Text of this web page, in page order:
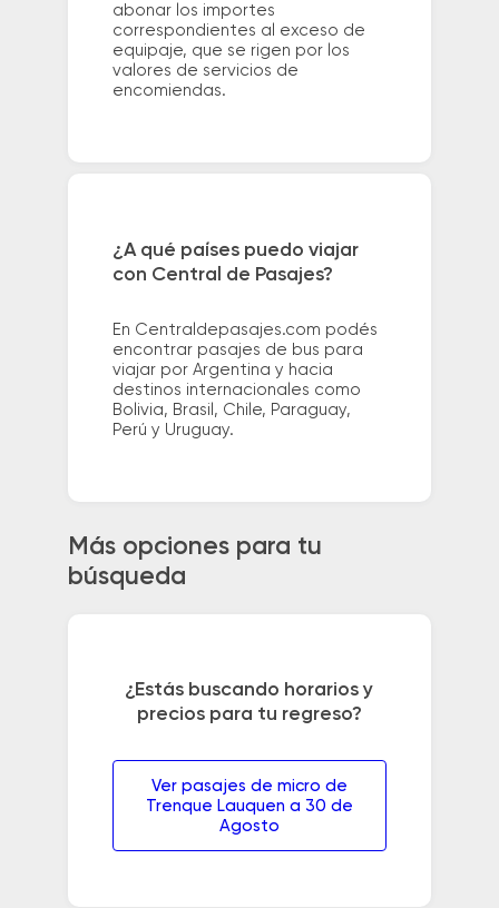
abonar los importes
correspondientes al exceso de
equipaje, que se rigen por los
valores de servicios de
encomiendas.
¿A qué países puedo viajar
con Central de Pasajes?
En Centraldepasajes.com podés
encontrar pasajes de bus para
viajar por Argentina y hacia
destinos internacionales como
Bolivia, Brasil, Chile, Paraguay,
Perú y Uruguay.
Más opciones para tu
búsqueda
¿Estás buscando horarios y
precios para tu regreso?
Ver pasajes de micro de
Trenque Lauquen a 30 de
Agosto